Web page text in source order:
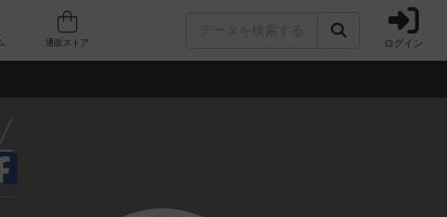
人気ボードゲーム ログイン